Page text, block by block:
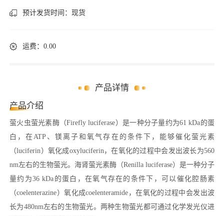
预计发货时间： 现货
运费：0.00
产品详情
产品介绍
萤火虫萤光素酶（Firefly luciferase）是一种分子量约为61 kDa的蛋
白，在ATP、镁离子和氧气存在的条件下，能够催化萤光素
（luciferin）氧化成oxyluciferin，在氧化的过程中会发出波长为560
nm左右的生物萤光。海肾萤光素酶（Renilla luciferase）是一种分子
量约为36 kDa的蛋白，在氧气存在的条件下，可以催化腔肠素
（coelenterazine）氧化成coelenteramide，在氧化的过程中会发出波
长为480nm左右的生物萤光。两种生物萤光都可通过化学发光仪进